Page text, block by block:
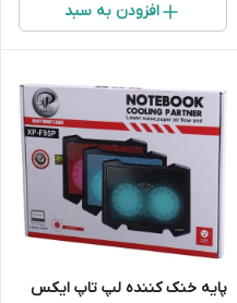
افزودن به سبد
پایه خنک کننده لپ تاپ ایکس